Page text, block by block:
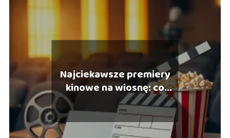
Najciekawsze premiery
kinowe na wiosnę: co
warto zobaczyć?